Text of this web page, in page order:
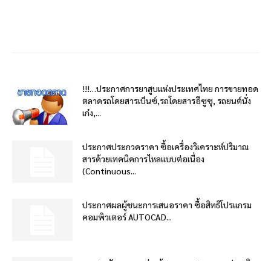
!!!…ประกาศการยาสูบแห่งประเทศไทย การขายทอด
ตลาดรถโดยสารเบ็นซ์,รถโดยสารอีซูซุ, รถยนต์นั่ง
เก๋ง,...
ประกาศประกวดราคา ซื้อเครื่องวิเคราะห์ปริมาณ
สารด้วยเทคนิคการไหลแบบต่อเนื่อง
(Continuous...
ประกาศผลผู้ชนะการเสนอราคา ซื้อสิทธิโปรแกรม
คอมพิวเตอร์ AUTOCAD...